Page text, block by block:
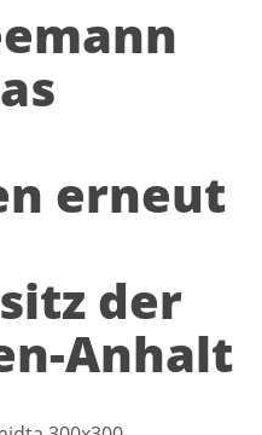
erneut
der
Anhalt